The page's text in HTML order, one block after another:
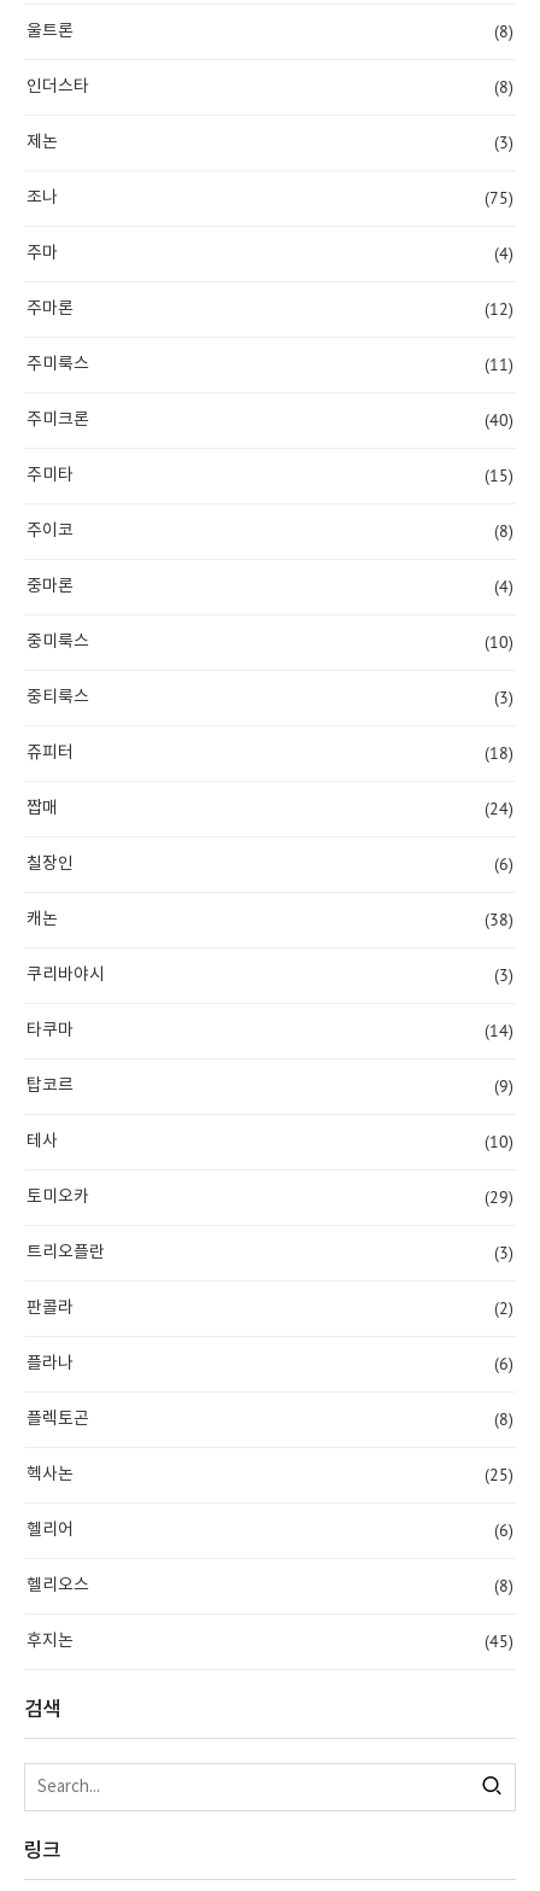
울트론 (8)
인더스타 (8)
제논 (3)
조나 (75)
주마 (4)
주마론 (12)
주미룩스 (11)
주미크론 (40)
주미타 (15)
주이코 (8)
중마론 (4)
중미룩스 (10)
중티룩스 (3)
쥬피터 (18)
짭매 (24)
칠장인 (6)
캐논 (38)
쿠리바야시 (3)
타쿠마 (14)
탑코르 (9)
테사 (10)
토미오카 (29)
트리오플란 (3)
판콜라 (2)
플라나 (6)
플렉토곤 (8)
헥사논 (25)
헬리어 (6)
헬리오스 (8)
후지논 (45)
검색
링크